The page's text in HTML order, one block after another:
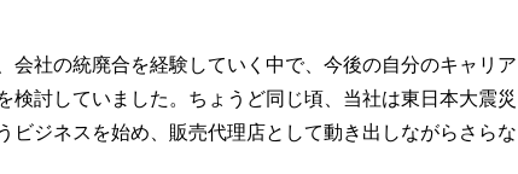
会社の統廃合を経験していく中で、今後の自分のキャリア
検討していました。ちょうど同じ頃、当社は東日本大震災
ビジネスを始め、販売代理店として動き出しながらさらな